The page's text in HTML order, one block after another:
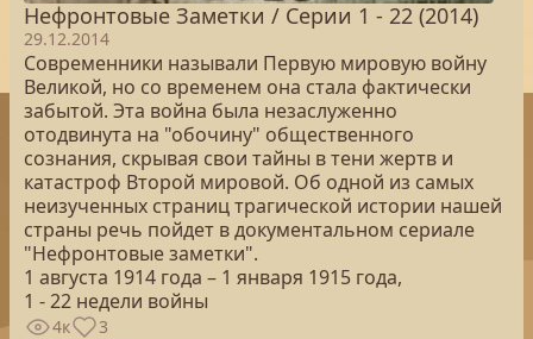
Нефронтовые Заметки / Серии 1 - 22 (2014)
29.12.2014
Современники называли Первую мировую войну
Великой, но со временем она стала фактически
забытой. Эта война была незаслуженно
отодвинута на "обочину" общественного
сознания, скрывая свои тайны в тени жертв и
катастроф Второй мировой. Об одной из самых
неизученных страниц трагической истории нашей
страны речь пойдет в документальном сериале
"Нефронтовые заметки".
1 августа 1914 года – 1 января 1915 года,
1 - 22 недели войны
4к 3